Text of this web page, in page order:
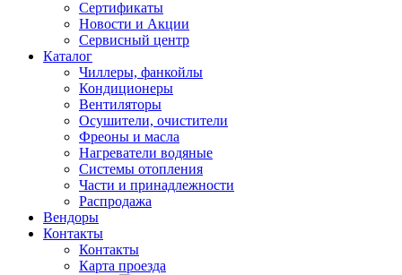
Сертификаты
Новости и Акции
Сервисный центр
Каталог
Чиллеры, фанкойлы
Кондиционеры
Вентиляторы
Осушители, очистители
Фреоны и масла
Нагреватели водяные
Системы отопления
Части и принадлежности
Раcпродажа
Вендоры
Контакты
Контакты
Карта проезда